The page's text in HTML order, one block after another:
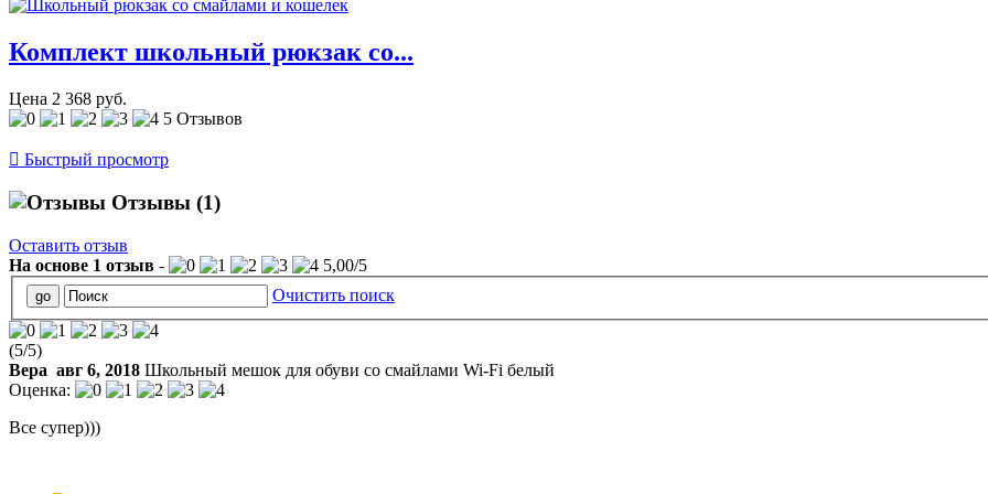
Комплект школьный рюкзак со...
Цена 2 368 руб.
5 Отзывов
 Быстрый просмотр
Отзывы (1)
Оставить отзыв
На основе 1 отзыв - 5,00/5
Очистить поиск
(5/5)
Вера авг 6, 2018 Школьный мешок для обуви со смайлами Wi-Fi белый
Оценка:
Все супер)))